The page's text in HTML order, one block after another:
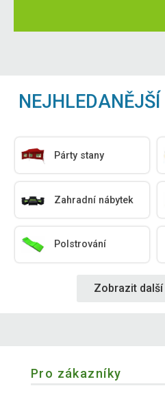
NEJHLEDANĚJŠÍ
Párty stany
Zahradní nábytek
Polstrování
Zobrazit
Pro zákazníky